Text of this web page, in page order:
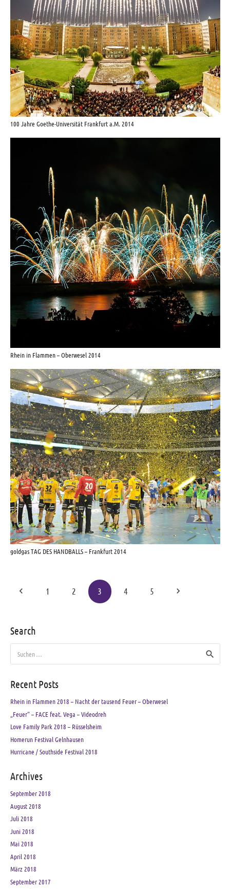
100 Jahre Goethe-Universität Frankfurt a.M. 2014
Rhein in Flammen – Oberwesel 2014
goldgas TAG DES HANDBALLS – Frankfurt 2014
1 2 3 4 5
Search
Recent Posts
Rhein in Flammen 2018 – Nacht der tausend Feuer – Oberwesel
„Feuer“ – FACE feat. Vega – Videodreh
Love Family Park 2018 – Rüsselsheim
Homerun Festival Gelnhausen
Hurricane / Southside Festival 2018
Archives
September 2018
August 2018
Juli 2018
Juni 2018
Mai 2018
April 2018
März 2018
September 2017